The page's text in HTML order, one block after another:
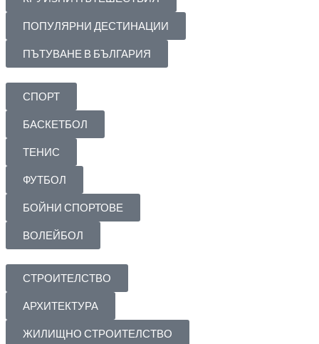
ПОПУЛЯРНИ ДЕСТИНАЦИИ
ПЪТУВАНЕ В БЪЛГАРИЯ
СПОРТ
БАСКЕТБОЛ
ТЕНИС
ФУТБОЛ
БОЙНИ СПОРТОВЕ
ВОЛЕЙБОЛ
СТРОИТЕЛСТВО
АРХИТЕКТУРА
ЖИЛИЩНО СТРОИТЕЛСТВО